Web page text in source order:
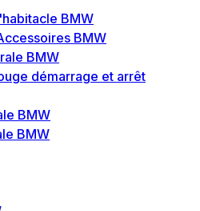
BMW
BMW
BMW
démarrage et arrêt
BMW
BMW